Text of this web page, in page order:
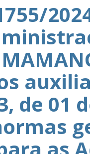
Mamanguape
PB
de 01